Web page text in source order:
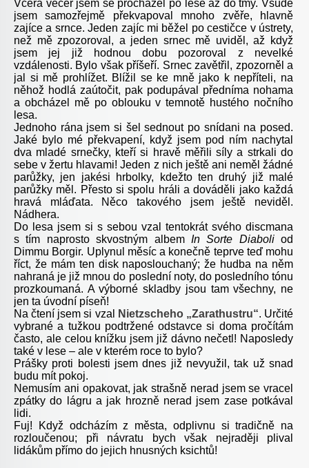
Včera večer jsem se procházel po lese až do tmy. Všude
jsem samozřejmě překvapoval mnoho zvěře, hlavně
zajíce a srnce. Jeden zajíc mi běžel po cestičce v ústrety,
než mě zpozoroval, a jeden srnec mě uviděl, až když
jsem jej již hodnou dobu pozoroval z nevelké
vzdálenosti. Bylo však příšeří. Srnec zavětřil, zpozorněl a
jal si mě prohlížet. Blížil se ke mně jako k nepříteli, na
něhož hodlá zaútočit, pak podupával předníma nohama
a obcházel mě po oblouku v temnotě hustého nočního
lesa.
Jednoho rána jsem si šel sednout po snídani na posed.
Jaké bylo mé překvapení, když jsem pod ním nachytal
dva mladé srnečky, kteří si hravě měřili síly a strkali do
sebe v žertu hlavami! Jeden z nich ještě ani neměl žádné
parůžky, jen jakési hrbolky, kdežto ten druhý již malé
parůžky měl. Přesto si spolu hráli a dováděli jako každá
hravá mláďata. Něco takového jsem ještě neviděl.
Nádhera.
Do lesa jsem si s sebou vzal tentokrát svého discmana
s tím naprosto skvostným albem In Sorte Diaboliod
Dimmu Borgir. Uplynul měsíc a konečně teprve teď mohu
říct, že mám ten disk naposlouchaný; že hudba na něm
nahraná je již mnou do poslední noty, do posledního tónu
prozkoumaná. A výborné skladby jsou tam všechny, ne
jen ta úvodní píseň!
Na čtení jsem si vzal
Nietzscheho „Zarathustru“. Určité
vybrané a tužkou podtržené odstavce si doma pročítám
často, ale celou knížku jsem již dávno nečetl! Naposledy
také v lese – ale v kterém roce to bylo?
Prášky proti bolesti jsem dnes již nevyužil, tak už snad
budu mít pokoj.
Nemusím ani opakovat, jak strašně nerad jsem se vracel
zpátky do lágru a jak hrozně nerad jsem zase potkával
lidi.
Fuj! Když odcházím z města, odplivnu si tradičně na
rozloučenou; při návratu bych však nejraději plival
lidákům přímo do jejich hnusných ksichtů!